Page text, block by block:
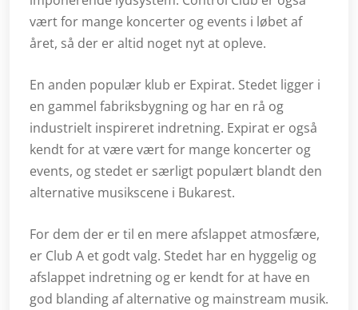
vært for mange koncerter og events i løbet af
året, så der er altid noget nyt at opleve.
En anden populær klub er Expirat. Stedet ligger i
en gammel fabriksbygning og har en rå og
industrielt inspireret indretning. Expirat er også
kendt for at være vært for mange koncerter og
events, og stedet er særligt populært blandt den
alternative musikscene i Bukarest.
For dem der er til en mere afslappet atmosfære,
er Club A et godt valg. Stedet har en hyggelig og
afslappet indretning og er kendt for at have en
god blanding af alternative og mainstream musik.